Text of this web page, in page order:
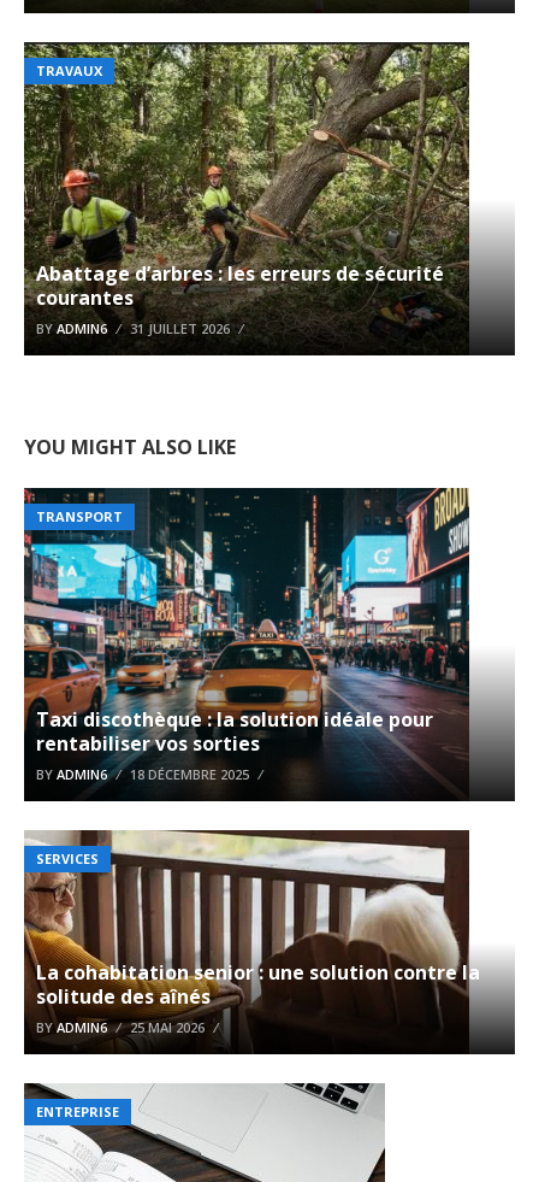
TRAVAUX
Abattage d’arbres : les erreurs de sécurité
courantes
BYADMIN6 31 JUILLET 2026
YOU MIGHT ALSO LIKE
TRANSPORT
Taxi discothèque : la solution idéale pour
rentabiliser vos sorties
BY ADMIN6 18 DÉCEMBRE 2025
SERVICES
La cohabitation senior : une solution contre la
solitude des aînés
BYADMIN6 25 MAI 2026
ENTREPRISE